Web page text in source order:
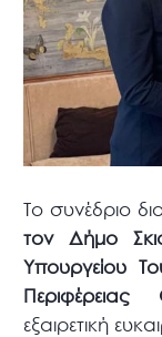
Το συνέδριο
τον Δήμο
Υπουργείου
εξαιρετική